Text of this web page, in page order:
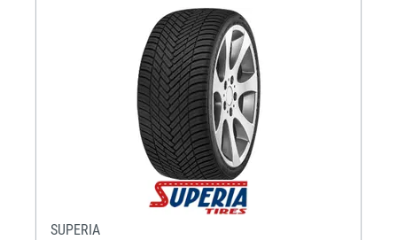
SUPERIA